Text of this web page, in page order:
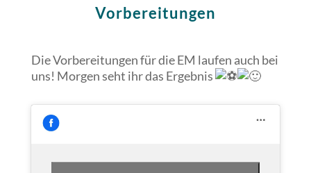
Vorbereitungen
Die Vorbereitungen für die EM laufen auch bei
uns! Morgen seht ihr das Ergebnis